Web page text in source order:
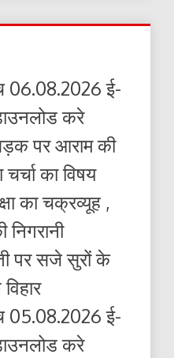
06.08.2026 ई-
करे
पर आराम की
चर्चा का विषय
का चक्रव्यूह ,
पर सजे सुरों के
05.08.2026 ई-
करे